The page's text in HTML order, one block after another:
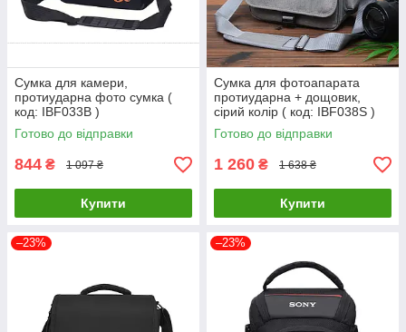
Сумка для камери,
протиударна фото сумка (
код: IBF033B )
Готово до відправки
844 ₴ 1 097 ₴
Купити
Сумка для фотоапарата
протиударна + дощовик,
сірий колір ( код: IBF038S )
Готово до відправки
1 260 ₴ 1 638 ₴
Купити
–23% –23%